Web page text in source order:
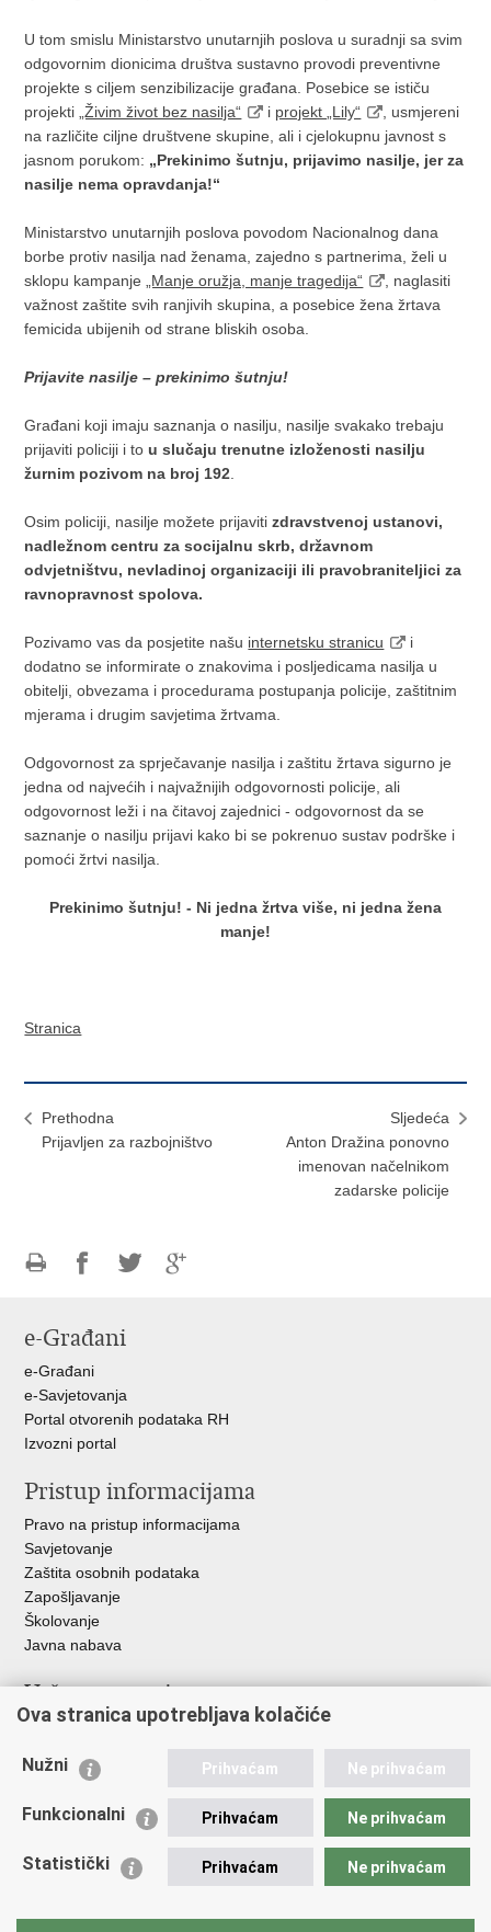
U tom smislu Ministarstvo unutarnjih poslova u suradnji sa svim
odgovornim dionicima društva sustavno provodi preventivne
projekte s ciljem senzibilizacije građana. Posebice se ističu
projekti „Živim život bez nasilja“ i projekt „Lily“
, usmjereni
na različite ciljne društvene skupine, ali i cjelokupnu javnost s
jasnom porukom: „Prekinimo šutnju, prijavimo nasilje, jer za
nasilje nema opravdanja!“
Ministarstvo unutarnjih poslova povodom Nacionalnog dana
borbe protiv nasilja nad ženama, zajedno s partnerima, želi u
sklopu kampanje
„Manje oružja, manje tragedija“
, naglasiti
važnost zaštite svih ranjivih skupina, a posebice žena žrtava
femicida ubijenih od strane bliskih osoba.
Prijavite nasilje – prekinimo šutnju!
Građani koji imaju saznanja o nasilju, nasilje svakako trebaju
prijaviti policiji i to u slučaju trenutne izloženosti nasilju
žurnim pozivom na broj 192
Osim policiji, nasilje možete prijavitizdravstvenoj ustanovi,
nadležnom centru za socijalnu skrb, državnom
odvjetništvu, nevladinoj organizaciji ili pravobraniteljici za
ravnopravnost spolova.
Pozivamo vas da posjetite našu internetsku stranicu
i
dodatno se informirate o znakovima i posljedicama nasilja u
obitelji, obvezama i procedurama postupanja policije, zaštitnim
mjerama i drugim savjetima žrtvama.
Odgovornost za sprječavanje nasilja i zaštitu žrtava sigurno je
jedna od najvećih i najvažnijih odgovornosti policije, ali
odgovornost leži i na čitavoj zajednici - odgovornost da se
saznanje o nasilju prijavi kako bi se pokrenuo sustav podrške i
pomoći žrtvi nasilja.
Prekinimo šutnju! - Ni jedna žrtva više, ni jedna žena
manje!
Stranica
Prethodna
Prijavljen za razbojništvo
Sljedeća
Anton Dražina ponovno
imenovan načelnikom
zadarske policije
FacebookuTwitteru
e-Građani
e-Građani
e-Savjetovanja
Portal otvorenih podataka RH
Izvozni portal
Pristup informacijama
Pravo na pristup informacijama
Savjetovanje
Zaštita osobnih podataka
Zapošljavanje
Školovanje
Javna nabava
Važne poveznice
Ministarstvo unutarnjih poslova
Udruge
Policijska akademija
Zaklada policijske solidarnosti
Vučetić"
Ova stranica upotrebljava kolačiće
Nužni Prihvaćam Ne prihvaćam
Funkcionalni Prihvaćam Ne prihvaćam
Statistički Prihvaćam Ne prihvaćam